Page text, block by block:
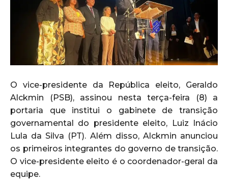
O vice-presidente da República eleito, Geraldo
Alckmin (PSB), assinou nesta terça-feira (8) a
portaria que institui o gabinete de transição
governamental do presidente eleito, Luiz Inácio
Lula da Silva (PT). Além disso, Alckmin anunciou
os primeiros integrantes do governo de transição.
O vice-presidente eleito é o coordenador-geral da
equipe.